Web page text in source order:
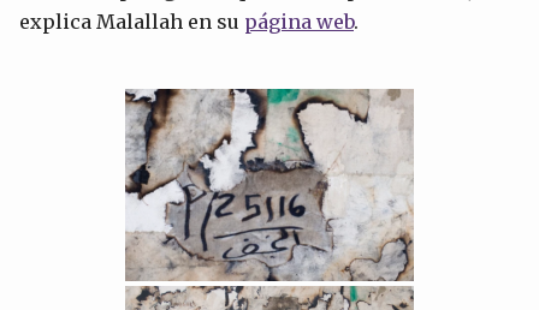
explica Malallah en su página web.